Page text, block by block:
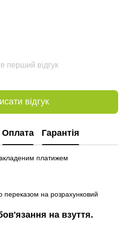
перший відгук
відгук
Оплата Гарантія
платижем
на розрахунковий
'язання на взуття.